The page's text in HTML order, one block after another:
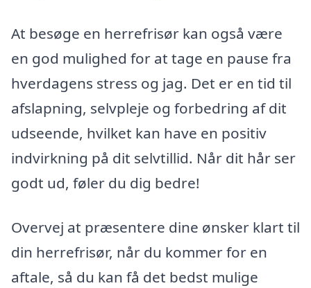
At besøge en herrefrisør kan også være
en god mulighed for at tage en pause fra
hverdagens stress og jag. Det er en tid til
afslapning, selvpleje og forbedring af dit
udseende, hvilket kan have en positiv
indvirkning på dit selvtillid. Når dit hår ser
godt ud, føler du dig bedre!
Overvej at præsentere dine ønsker klart til
din herrefrisør, når du kommer for en
aftale, så du kan få det bedst mulige